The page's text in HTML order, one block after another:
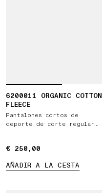
6200011 ORGANIC COTTON
FLEECE
Pantalones cortos de
deporte de corte regular
€ 250,00
€ 250,00
AÑADIR A LA CESTA